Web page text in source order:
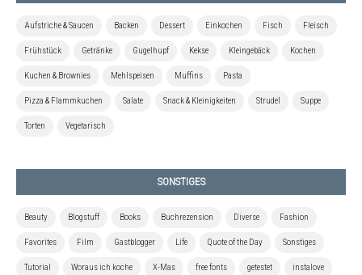
Aufstriche & Saucen Backen Dessert Einkochen Fisch Fleisch
Frühstück Getränke Gugelhupf Kekse Kleingebäck Kochen
Kuchen & Brownies Mehlspeisen Muffins Pasta
Pizza & Flammkuchen Salate Snack & Kleinigkeiten Strudel Suppe
Torten Vegetarisch
SONSTIGES
Beauty Blogstuff Books Buchrezension Diverse Fashion
Favorites Film Gastblogger Life Quote of the Day Sonstiges
Tutorial Woraus ich koche X-Mas free fonts getestet instalove